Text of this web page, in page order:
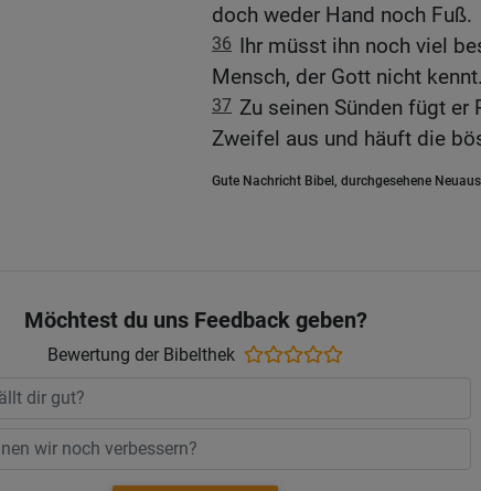
doch weder Hand noch Fuß.
36 Ihr müsst ihn noch viel
Mensch, der Gott nicht kennt.
37 Zu seinen Sünden fügt
Zweifel aus und häuft die
Gute Nachricht Bibel, durchgesehene
Möchtest du uns Feedback geben?
Bewertung der Bibelthek